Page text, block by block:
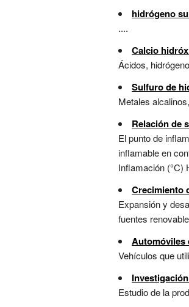
hidrógeno
....
Calcio
Ácidos,
Sulfuro de
Metales
Relación de
El punto de
inflamable en
Inflamación (°C)
Crecimiento
Expansión y
fuentes
Automóviles
Vehículos que
Estudio de la